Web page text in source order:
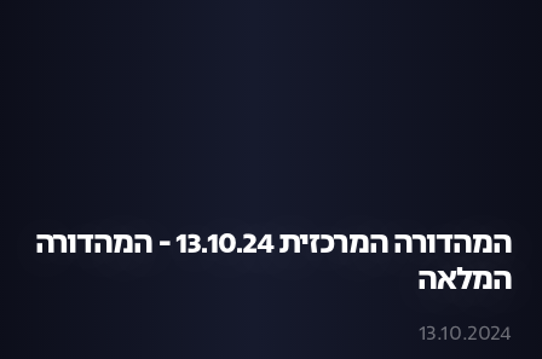
המהדורה המרכזית 13.10.24 - המהדורה
המלאה
13.10.2024